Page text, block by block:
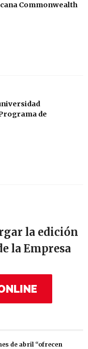
Commonwealth
de
la edición
la Empresa
de abril “ofrecen